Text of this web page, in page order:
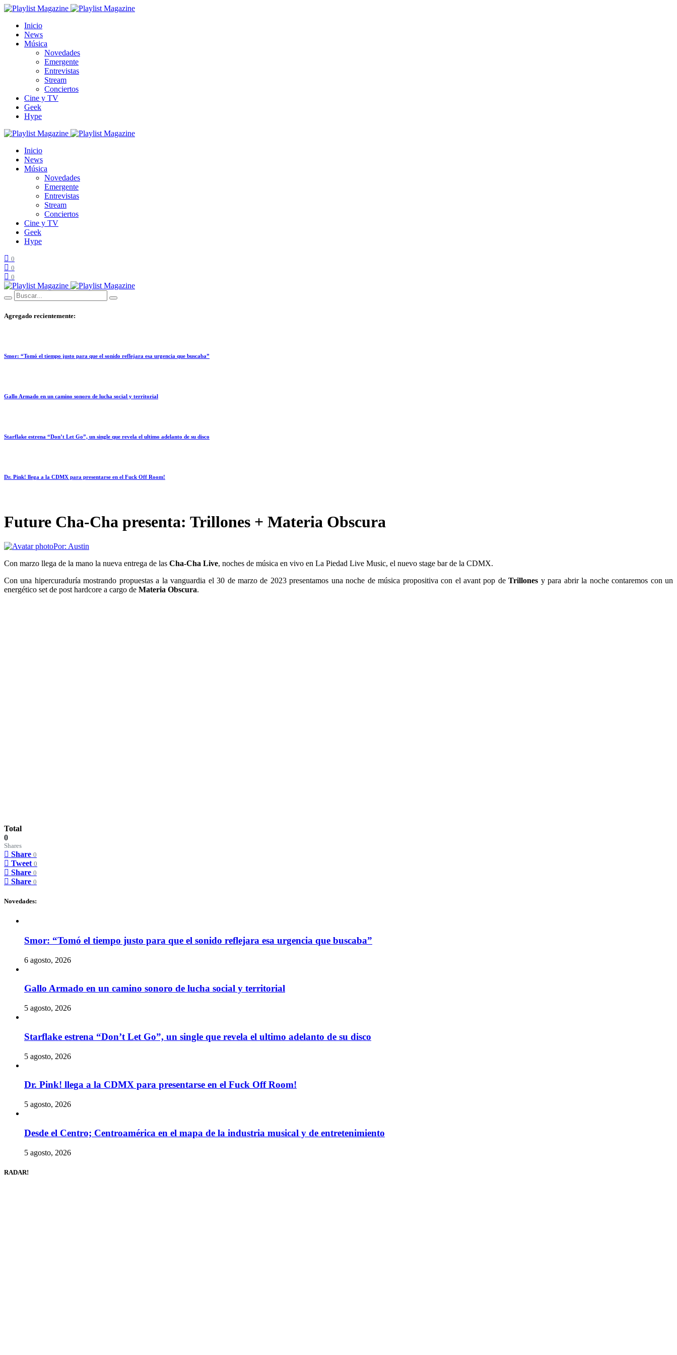
Inicio
News
Música
Novedades
Emergente
Entrevistas
Stream
Conciertos
Cine y TV
Geek
Hype
Inicio
News
Música
Novedades
Emergente
Entrevistas
Stream
Conciertos
Cine y TV
Geek
Hype
0
0
0
Agregado recientemente:
Smor: “Tomó el tiempo justo para que el sonido reflejara esa urgencia que buscaba”
Gallo Armado en un camino sonoro de lucha social y territorial
Starflake estrena “Don’t Let Go”, un single que revela el ultimo adelanto de su disco
Dr. Pink! llega a la CDMX para presentarse en el Fuck Off Room!
Future Cha-Cha presenta: Trillones + Materia Obscura
Por: Austin
Con marzo llega de la mano la nueva entrega de las Cha-Cha Live, noches de música en vivo en La Piedad Live Music, el nuevo stage bar de la CDMX.
Con una hipercuraduría mostrando propuestas a la vanguardia el 30 de marzo de 2023 presentamos una noche de música propositiva con el avant pop deTrillones y para abrir la noche contaremos con un
energético set de post hardcore a cargo de Materia Obscura.
Total
0
Shares
Share 0
Tweet 0
Share 0
Share 0
Novedades:
Smor: “Tomó el tiempo justo para que el sonido reflejara esa urgencia que buscaba”
6 agosto, 2026
Gallo Armado en un camino sonoro de lucha social y territorial
5 agosto, 2026
Starflake estrena “Don’t Let Go”, un single que revela el ultimo adelanto de su disco
5 agosto, 2026
Dr. Pink! llega a la CDMX para presentarse en el Fuck Off Room!
5 agosto, 2026
Desde el Centro; Centroamérica en el mapa de la industria musical y de entretenimiento
5 agosto, 2026
RADAR!